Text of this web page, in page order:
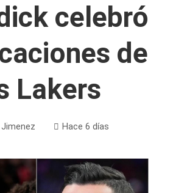
celebró
de
Lakers
Hace 6 días